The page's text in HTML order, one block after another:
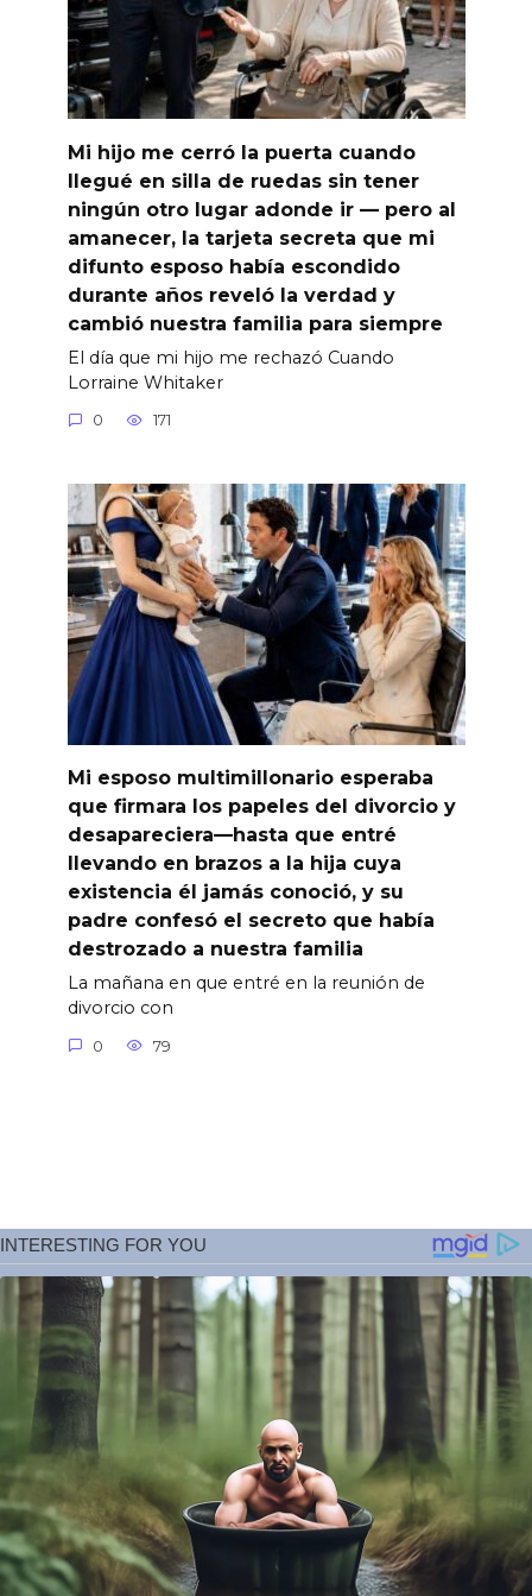
Mi hijo me cerró la puerta cuando
llegué en silla de ruedas sin tener
ningún otro lugar adonde ir — pero al
amanecer, la tarjeta secreta que mi
difunto esposo había escondido
durante años reveló la verdad y
cambió nuestra familia para siempre
El día que mi hijo me rechazó Cuando
Lorraine Whitaker
0 171
Mi esposo multimillonario esperaba
que firmara los papeles del divorcio y
desapareciera—hasta que entré
llevando en brazos a la hija cuya
existencia él jamás conoció, y su
padre confesó el secreto que había
destrozado a nuestra familia
La mañana en que entré en la reunión de
divorcio con
0 79